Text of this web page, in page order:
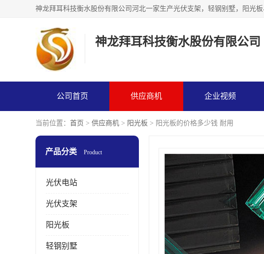
神龙拜耳科技衡水股份有限公司
公司首页 供应商机 企业视频
当前位置： 首页 > 供应商机 > 阳光板 > 阳光板的价格多少钱 耐用
产品分类 Product
光伏电站
光伏支架
阳光板
轻钢别墅